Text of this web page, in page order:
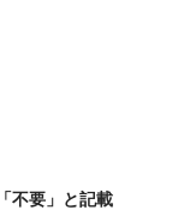
不要」と記載